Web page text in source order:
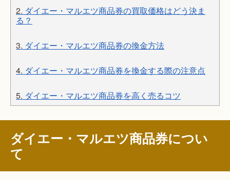
2. ダイエー・マルエツ商品券の買取価格はどう決ま
る？
3. ダイエー・マルエツ商品券の換金方法
4. ダイエー・マルエツ商品券を換金する際の注意点
5. ダイエー・マルエツ商品券を高く売るコツ
ダイエー・マルエツ商品券につい
て